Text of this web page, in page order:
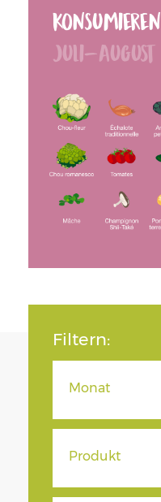
konsumieren
Juli-August
Filtern:
Monat
Produkt